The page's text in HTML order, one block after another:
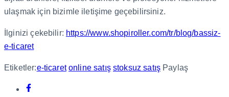
ulaşmak için bizimle iletişime geçebilirsiniz.
İlginizi çekebilir: https://www.shopiroller.com/tr/blog/bassiz-
e-ticaret
Etiketler:e-ticaret online satış stoksuz satış Paylaş